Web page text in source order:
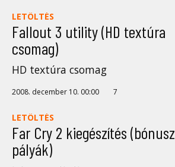
LETÖLTÉS
Fallout 3 utility (HD textúra
csomag)
HD textúra csomag
2008. december 10. 00:00 7
LETÖLTÉS
Far Cry 2 kiegészítés (bónusz
pályák)